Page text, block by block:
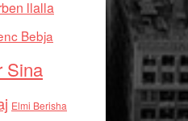
llalla
Bebja
Sina
Elmi Berisha